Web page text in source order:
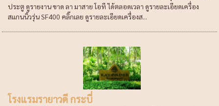
ประตู ดูรายงาน ขาด ลา มาสาย โอที ได้ตลอดเวลา ดูรายละเอียดเครื่อง
สแกนนิ้วรุ่น SF400 คลิ๊กเลย ดูรายละเอียดเครื่องส...
โรงแรมรายาวดี กระบี่